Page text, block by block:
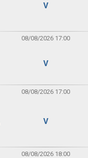
V
08/08/2026 17:00
V
08/08/2026 17:00
V
08/08/2026 18:00